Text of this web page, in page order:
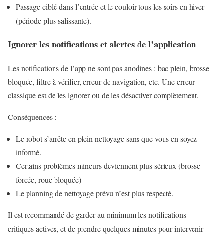
Passage ciblé dans l’entrée et le couloir tous les soirs en hiver
(période plus salissante).
Ignorer les notifications et alertes de l’application
Les notifications de l’app ne sont pas anodines : bac plein, brosse
bloquée, filtre à vérifier, erreur de navigation, etc. Une erreur
classique est de les ignorer ou de les désactiver complètement.
Conséquences :
Le robot s’arrête en plein nettoyage sans que vous en soyez
informé.
Certains problèmes mineurs deviennent plus sérieux (brosse
forcée, roue bloquée).
Le planning de nettoyage prévu n’est plus respecté.
Il est recommandé de garder au minimum les notifications
critiques actives, et de prendre quelques minutes pour intervenir